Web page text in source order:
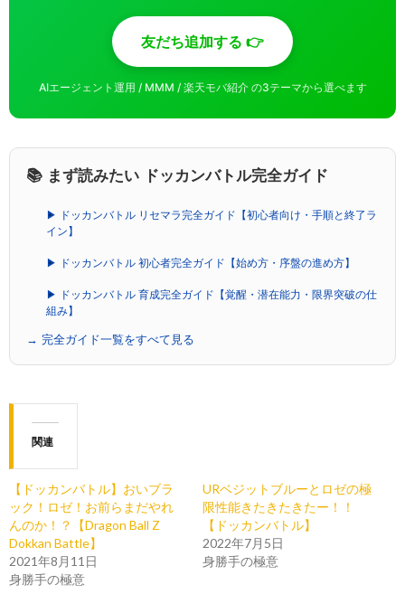
友だち追加する 👉
AIエージェント運用 / MMM / 楽天モバ紹介 の3テーマから選べます
📚 まず読みたい ドッカンバトル完全ガイド
▶ ドッカンバトル リセマラ完全ガイド【初心者向け・手順と終了ラ
イン】
▶ ドッカンバトル 初心者完全ガイド【始め方・序盤の進め方】
▶ ドッカンバトル 育成完全ガイド【覚醒・潜在能力・限界突破の仕
組み】
→ 完全ガイド一覧をすべて見る
関連
【ドッカンバトル】おいブラ
ック！ロゼ！お前らまだやれ
んのか！？【Dragon Ball Z
Dokkan Battle】
2021年8月11日
身勝手の極意
URベジットブルーとロゼの極
限性能きたきたきたー！！
【ドッカンバトル】
2022年7月5日
身勝手の極意